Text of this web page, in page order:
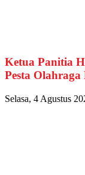
Ketua Panitia
Pesta
Selasa, 4 Agustus